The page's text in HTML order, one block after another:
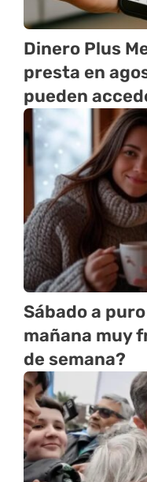
Dinero Plus
presta en
pueden
Sábado a
mañana muy
de semana?